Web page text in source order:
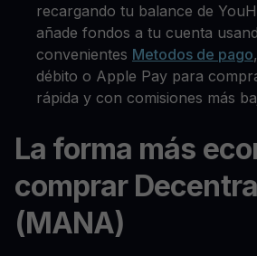
recargando tu balance de
añade fondos a tu cuenta
convenientes Metodos de pago
débito o Apple Pay para
rápida y con comisiones más
La forma más
comprar
(MANA)